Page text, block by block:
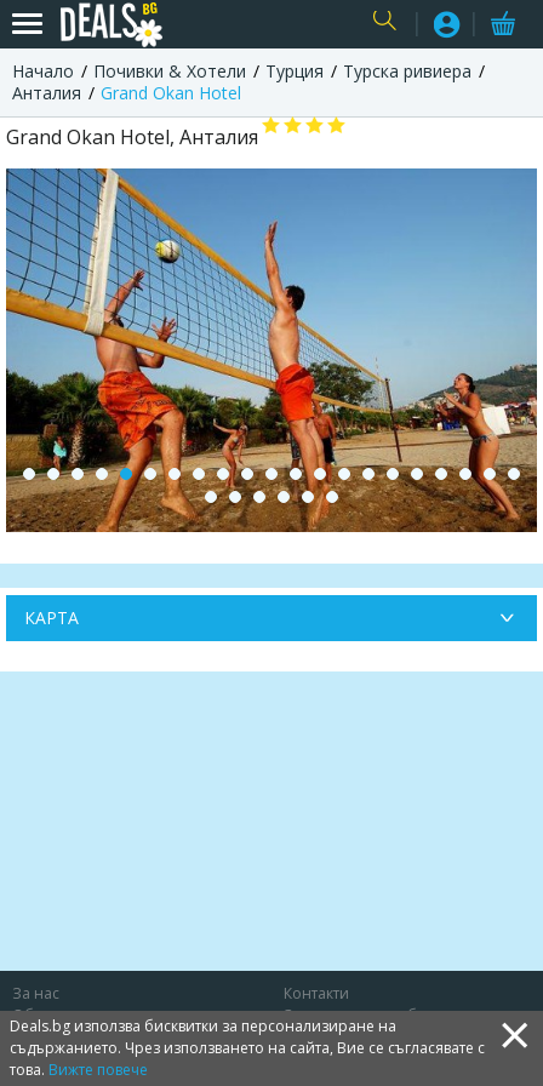
USER
Начало Почивки & Хотели Турция
Турска ривиера
Анталия
Grand Okan Hotel
Grand Okan Hotel, Анталия
КАРТА
За нас
Контакти
Общи условия
Защита на потребителя
Политика за лични данни
Бисквитки
Deals.bg използва бисквитки за персонализиране на
съдържанието. Чрез използването на сайта, Вие се съгласявате с
това. Вижте повече ×